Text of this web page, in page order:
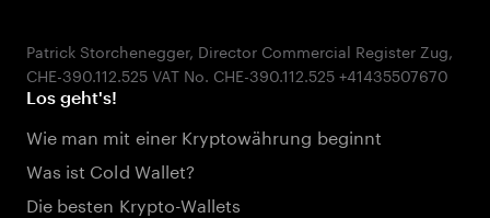
Patrick Storchenegger, Director Commercial Register Zug,
Los geht's!
Wie man mit einer Kryptowährung beginnt
Was ist Cold Wallet?
Die besten Krypto-Wallets